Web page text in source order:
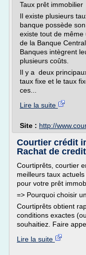
Taux prêt immobilier
Il existe plusieurs
banque possède
existe tout de
de la Banque
Banques intègrent
plusieurs coûts.
Il y a deux
taux fixe et le taux
ces...
Lire la suite
Site : http://
Courtier crédit
Rachat de credit
Courtiprêts, courtier
meilleurs taux
pour votre prêt
=> Pourquoi choisir
Courtiprêts obtient
conditions exactes
souhaitiez. Faire
Lire la suite